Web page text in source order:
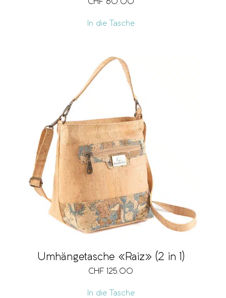
Preis
CHF 22
89 156
CHF 60.00
In die Tasche
Umhängetasche «Raiz» (2 in 1)
CHF 125.00
In die Tasche